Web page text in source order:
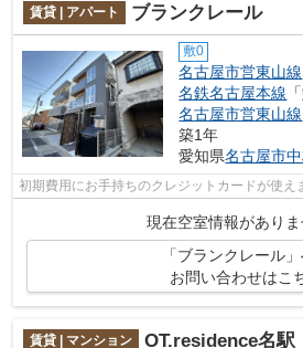
賃貸 | アパート ブランクレール
敷0
名古屋市営東山線
名鉄名古屋本線 「
名古屋市営東山線
築1年
愛知県名古屋市
初期費用にお手持ちのクレジットカードが使え
現在空室情報がありま
「ブランクレール
お問い合わせはこ
賃貸 | マンション OT.residence名駅